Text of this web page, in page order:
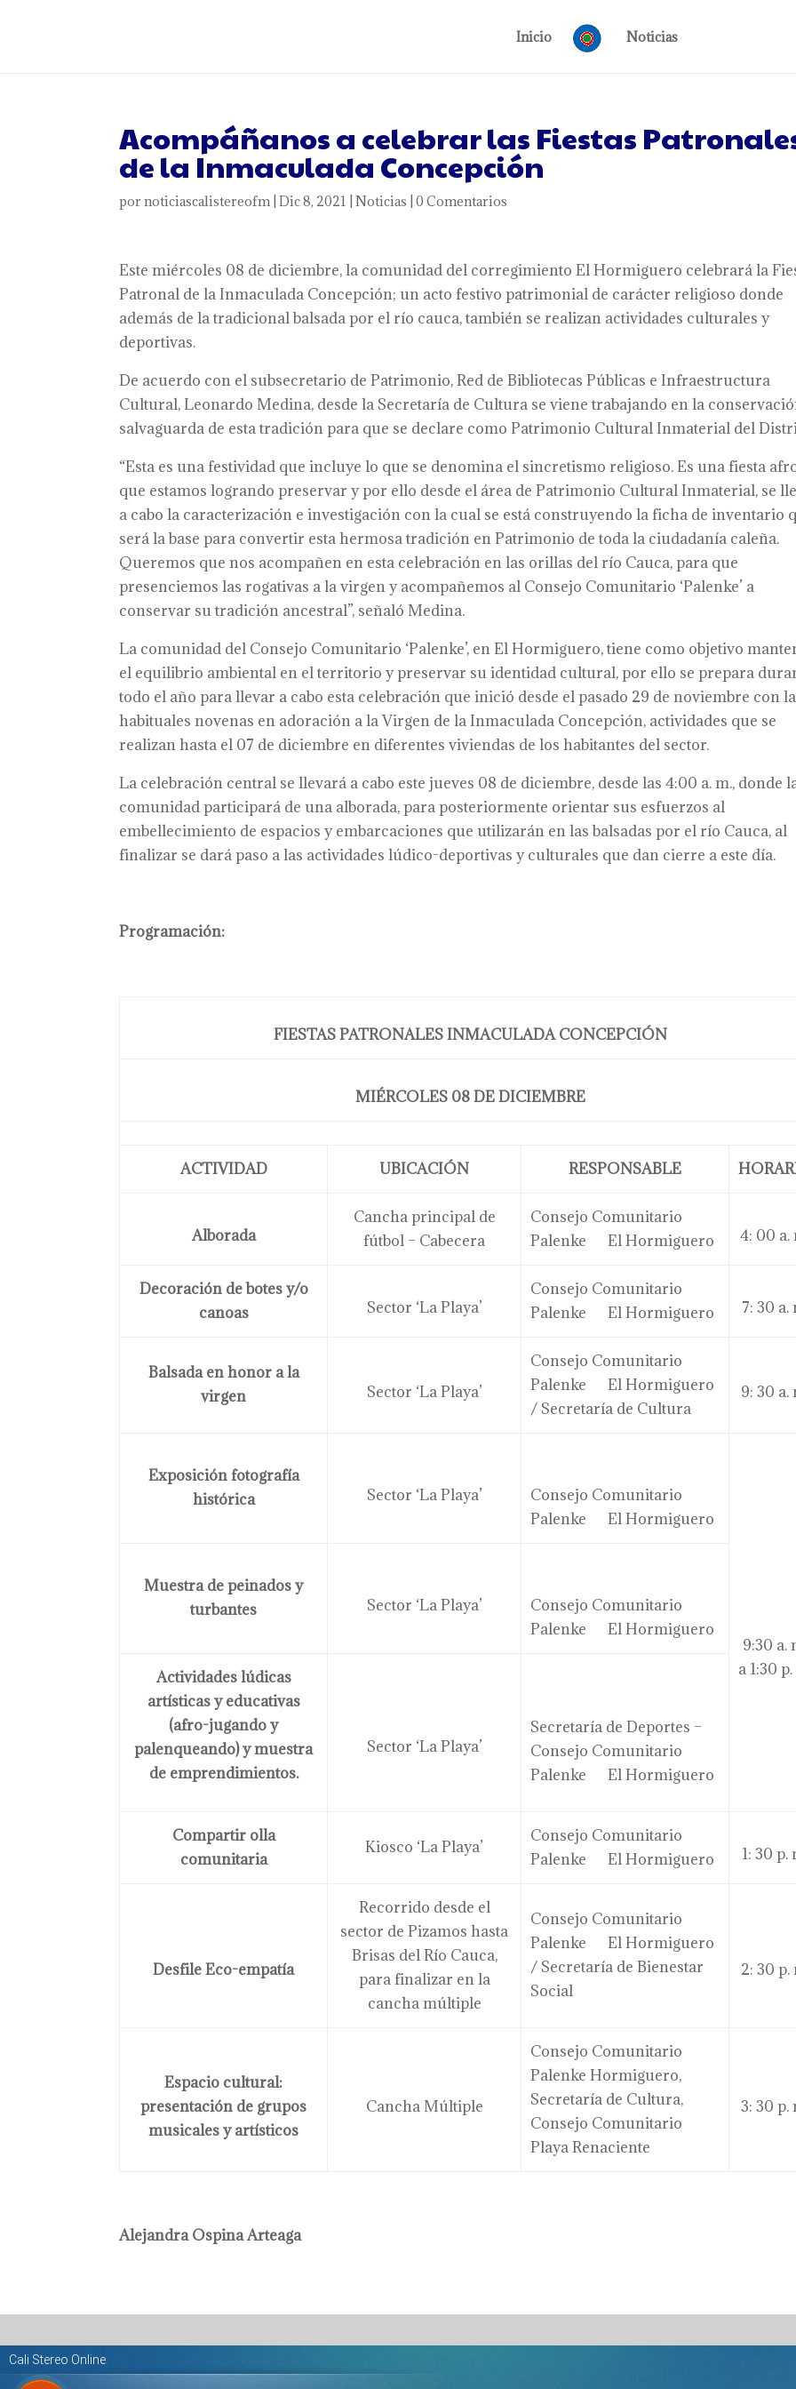
Inicio Noticias
Acompáñanos a celebrar las Fiestas
de la Inmaculada Concepción
pornoticiascalistereofm|Dic 8, 2021 |Noticias |0 Comentarios
Este miércoles 08 de diciembre, la comunidad del corregimiento El Hormiguero celebrará la
Patronal de la Inmaculada Concepción; un acto festivo patrimonial de carácter religioso donde
además de la tradicional balsada por el río cauca, también se realizan actividades culturales y
deportivas.
De acuerdo con el subsecretario de Patrimonio, Red de Bibliotecas Públicas e Infraestructura
Cultural, Leonardo Medina, desde la Secretaría de Cultura se viene trabajando en la
salvaguarda de esta tradición para que se declare como Patrimonio Cultural Inmaterial del
“Esta es una festividad que incluye lo que se denomina el sincretismo religioso. Es una fiesta
que estamos logrando preservar y por ello desde el área de Patrimonio Cultural Inmaterial, se
a cabo la caracterización e investigación con la cual se está construyendo la ficha de inventario
será la base para convertir esta hermosa tradición en Patrimonio de toda la ciudadanía caleña.
Queremos que nos acompañen en esta celebración en las orillas del río Cauca, para que
presenciemos las rogativas a la virgen y acompañemos al Consejo Comunitario ‘Palenke’ a
conservar su tradición ancestral”, señaló Medina.
La comunidad del Consejo Comunitario ‘Palenke’, en El Hormiguero, tiene como objetivo
el equilibrio ambiental en el territorio y preservar su identidad cultural, por ello se prepara
todo el año para llevar a cabo esta celebración que inició desde el pasado 29 de noviembre con
habituales novenas en adoración a la Virgen de la Inmaculada Concepción, actividades que se
realizan hasta el 07 de diciembre en diferentes viviendas de los habitantes del sector.
La celebración central se llevará a cabo este jueves 08 de diciembre, desde las 4:00 a. m., donde
comunidad participará de una alborada, para posteriormente orientar sus esfuerzos al
embellecimiento de espacios y embarcaciones que utilizarán en las balsadas por el río Cauca, al
finalizar se dará paso a las actividades lúdico-deportivas y culturales que dan cierre a este día.
Programación:
FIESTAS PATRONALES INMACULADA CONCEPCIÓN
MIÉRCOLES 08 DE DICIEMBRE
ACTIVIDAD UBICACIÓN RESPONSABLE
Alborada
Cancha principal de
fútbol – Cabecera
Consejo Comunitario
Palenke El Hormiguero
4: 00 a.
Decoración de botes y/o
canoas
Sector ‘La Playa’
Consejo Comunitario
Palenke El Hormiguero
7: 30 a.
Balsada en honor a la
virgen
Sector ‘La Playa’
Consejo Comunitario
Palenke El Hormiguero
/ Secretaría de Cultura
9: 30 a.
Exposición fotografía
histórica
Sector ‘La Playa’
Consejo Comunitario
Palenke El Hormiguero
9:30 a.
a 1:30
Muestra de peinados y
turbantes
Sector ‘La Playa’
Consejo Comunitario
Palenke El Hormiguero
Actividades lúdicas
artísticas y educativas
(afro-jugando y
palenqueando) y muestra
de emprendimientos.
Sector ‘La Playa’
Secretaría de Deportes –
Consejo Comunitario
Palenke El Hormiguero
Compartir olla
comunitaria
Kiosco ‘La Playa’
Consejo Comunitario
Palenke El Hormiguero
1: 30 p.
Desfile Eco-empatía
Recorrido desde el
sector de Pizamos hasta
Brisas del Río Cauca,
para finalizar en la
cancha múltiple
Consejo Comunitario
Palenke El Hormiguero
/ Secretaría de Bienestar
Social
2: 30 p.
Espacio cultural:
presentación de grupos
musicales y artísticos
Cancha Múltiple
Consejo Comunitario
Palenke Hormiguero,
Secretaría de Cultura,
Consejo Comunitario
Playa Renaciente
3: 30 p.
Alejandra Ospina Arteaga